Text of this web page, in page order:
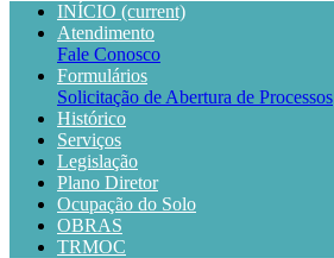
INÍCIO (current)
Atendimento
Fale Conosco
Formulários
Solicitação de Abertura de Processos
Histórico
Serviços
Legislação
Plano Diretor
Ocupação do Solo
OBRAS
TRMOC